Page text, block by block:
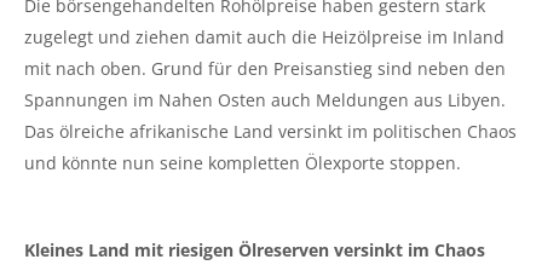
Die börsengehandelten Rohölpreise haben gestern stark
zugelegt und ziehen damit auch die Heizölpreise im Inland
mit nach oben. Grund für den Preisanstieg sind neben den
Spannungen im Nahen Osten auch Meldungen aus Libyen.
Das ölreiche afrikanische Land versinkt im politischen Chaos
und könnte nun seine kompletten Ölexporte stoppen.
Kleines Land mit riesigen Ölreserven versinkt im Chaos